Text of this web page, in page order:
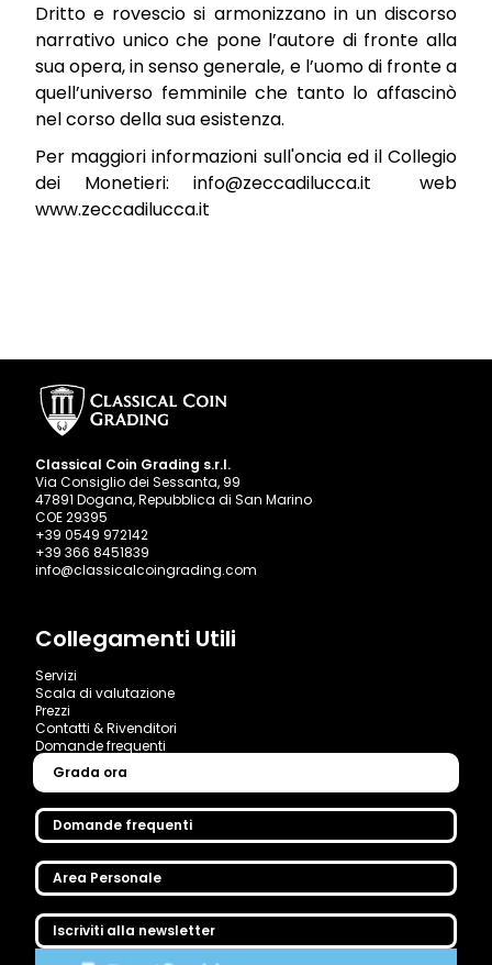
Dritto e rovescio si armonizzano in un discorso
narrativo unico che pone l’autore di fronte alla
sua opera, in senso generale, e l’uomo di fronte a
quell’universo femminile che tanto lo affascinò
nel corso della sua esistenza.
Per maggiori informazioni sull'oncia ed il Collegio
dei Monetieri: info@zeccadilucca.it web
www.zeccadilucca.it
Classical Coin Grading s.r.l.
Via Consiglio dei Sessanta, 99
47891 Dogana, Repubblica di San Marino
COE 29395
+39 0549 972142
+39 366 8451839
info@classicalcoingrading.com
Collegamenti Utili
Servizi
Scala di valutazione
Prezzi
Contatti & Rivenditori
Domande frequenti
Grada ora
Domande frequenti
Area Personale
Iscriviti alla newsletter